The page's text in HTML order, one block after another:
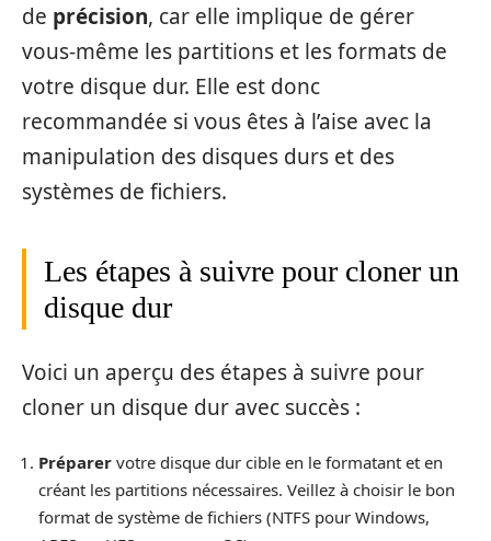
de précision, car elle implique de gérer
vous-même les partitions et les formats de
votre disque dur. Elle est donc
recommandée si vous êtes à l’aise avec la
manipulation des disques durs et des
systèmes de fichiers.
Les étapes à suivre pour cloner un
disque dur
Voici un aperçu des étapes à suivre pour
cloner un disque dur avec succès :
Préparer votre disque dur cible en le formatant et en
créant les partitions nécessaires. Veillez à choisir le bon
format de système de fichiers (NTFS pour Windows,